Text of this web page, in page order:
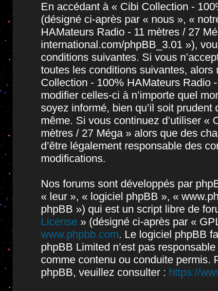
En accédant à « Cibi Collection -
(désigné ci-après par « nous », «
HAMateurs Radio - 11 mètres / 27
international.com/phpBB_3.01 »),
conditions suivantes. Si vous
toutes les conditions suivantes, alors
Collection - 100% HAMateurs Radio
modifier celles-ci à n’importe quel
soyez informé, bien qu’il soit
même. Si vous continuez d’utiliser «
mètres / 27 Méga » alors que des
d’être légalement responsable des
modifications.
Nos forums sont développés par
« leur », « logiciel phpBB », «
phpBB ») qui est un script libre de
License » (désigné ci-après par «
www.phpbb.com. Le logiciel phpBB
phpBB Limited n’est pas
comme contenu ou conduite permis.
phpBB, veuillez consulter : https://